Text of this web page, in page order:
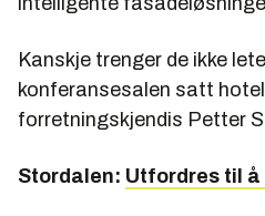
Kanskje trenger de ikke
konferansesalen satt
forretningskjendis Petter
Stordalen: Utfordres til